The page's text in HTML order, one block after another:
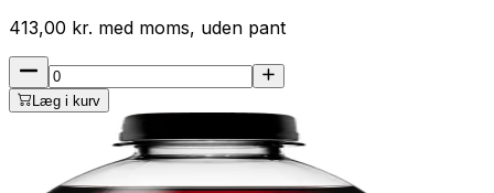
413,00 kr. med moms, uden pant
Læg i kurv